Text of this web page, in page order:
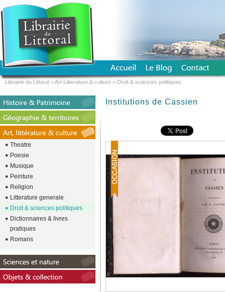
Institutions de Cassien
Theatre
Poesie
Musique
Peinture
Religion
Litterature generale
Droit & sciences politiques
Dictionnaires & livres
pratiques
Romans
Librairie du Littoral >Art Litterature & culture > Droit & sciences politiques